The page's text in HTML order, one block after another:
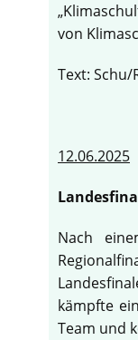
von
Text: Schu/
12.06.2025
Nach
kämpfte
Team und